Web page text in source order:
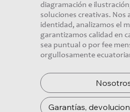
diagramación e
soluciones creativas. Nos
identidad, analizamos el
garantizamos calidad en
sea puntual o por fee
orgullosamente
Garantías,